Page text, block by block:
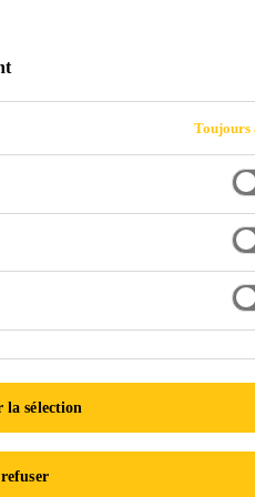
énergétique,
Toujours
sélection